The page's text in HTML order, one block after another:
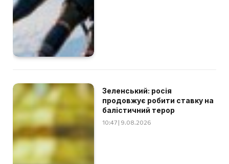
Зеленський: росія
продовжує робити ставку на
балістичний терор
10:47 | 9.08.2026